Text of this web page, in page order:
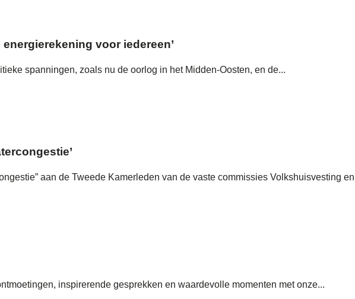
voor iedereen’
spanningen, zoals nu de oorlog in het Midden-Oosten, en de...
aan de Tweede Kamerleden van de vaste commissies Volkshuisvesting en
inspirerende gesprekken en waardevolle momenten met onze...